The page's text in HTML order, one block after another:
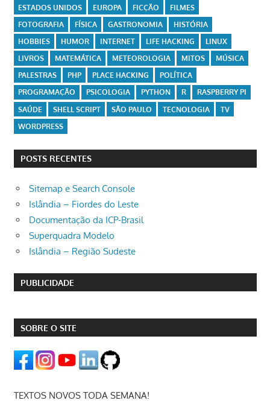
ESTADOS UNIDOS EUROPA FICÇÃO
FILMES
FOTOGRAFIA
FÍSICA GASTRONOMIA
HISTÓRIA
HOBBIES
HUMOR INTERNET LIFE HACKING
LINUX
LIVROS
MATEMÁTICA METEOROLOGIA MITOS
MÚSICA
PALESTRAS
PHP PLACE HACKING
POLÍTICA
PROGRAMAÇÃO
PSICOLOGIA PYTHON R
RASPBERRY PI
SAÚDE
SHELL SCRIPT SÃO PAULO TECNOLOGIA
TV
WORDPRESS
POSTS RECENTES
Sitemap e Search Console
Islândia – Fiordes do Leste
Documentação da ICP-Brasil
Superquadra Modelo
Islândia – Região Sudeste
PUBLICIDADE
SOBRE O SITE
TEXTOS NOVOS TODA SEMANA!